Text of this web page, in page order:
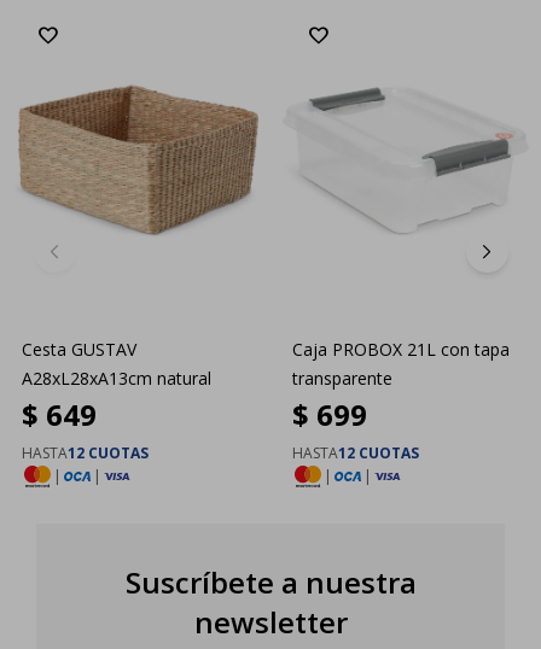
Cesta GUSTAV
A28xL28xA13cm natural
$ 649
HASTA12 CUOTAS
|
|
Caja PROBOX 21L con tapa
transparente
$ 699
HASTA12 CUOTAS
|
|
Suscríbete a nuestra
newsletter